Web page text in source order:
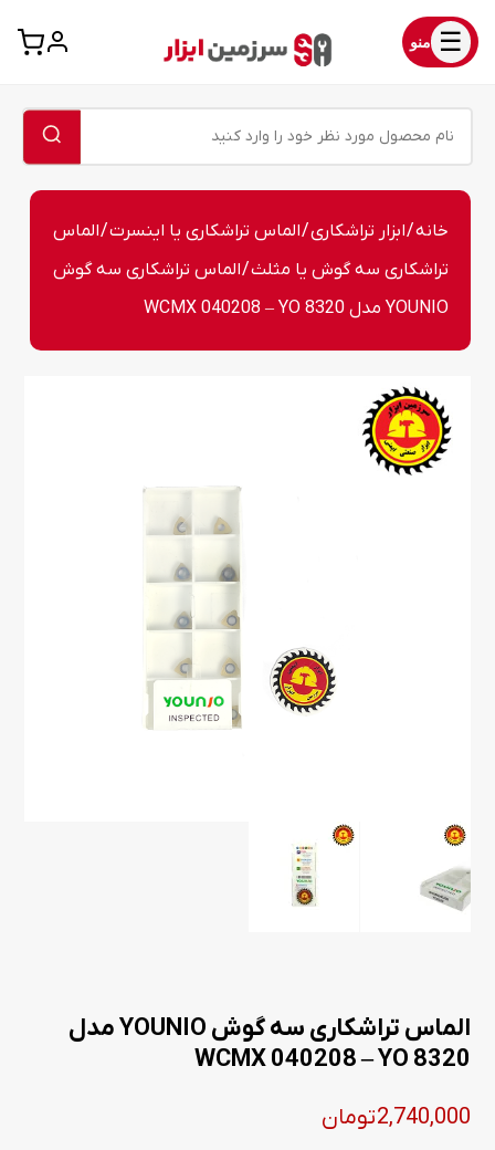
☰ منو
خانه/ابزار تراشکاری/الماس تراشکاری یا اینسرت/الماس
تراشکاری سه گوش یا مثلث/ الماس تراشکاری سه گوش
YOUNIO مدل WCMX 040208 – YO 8320
الماس تراشکاری سه گوش YOUNIO مدل
WCMX 040208 – YO 8320
2,740,000تومان